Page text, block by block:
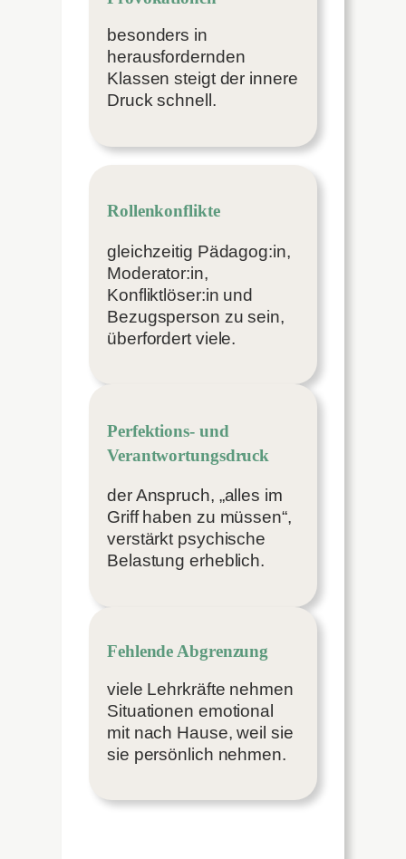
besonders in
herausfordernden
Klassen steigt der innere
Druck schnell.
Rollenkonflikte
gleichzeitig Pädagog:in,
Moderator:in,
Konfliktlöser:in und
Bezugsperson zu sein,
überfordert viele.
Perfektions- und
Verantwortungsdruck
der Anspruch, „alles im
Griff haben zu müssen“,
verstärkt psychische
Belastung erheblich.
Fehlende Abgrenzung
viele Lehrkräfte nehmen
Situationen emotional
mit nach Hause, weil sie
sie persönlich nehmen.